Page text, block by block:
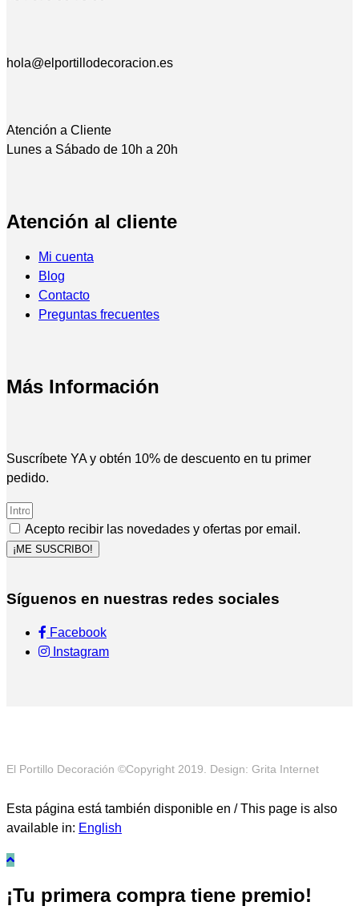
hola@elportillodecoracion.es
Atención a Cliente
Lunes a Sábado de 10h a 20h
Atención al cliente
Mi cuenta
Blog
Contacto
Preguntas frecuentes
Más Información
Suscríbete YA y obtén 10% de descuento en tu primer
pedido.
Acepto recibir las novedades y ofertas por email.
¡ME SUSCRIBO!
Síguenos en nuestras redes sociales
Facebook
Instagram
El Portillo Decoración ©Copyright 2019. Design: Grita Internet
Esta página está también disponible en / This page is also
available in: English
¡Tu primera compra tiene premio!